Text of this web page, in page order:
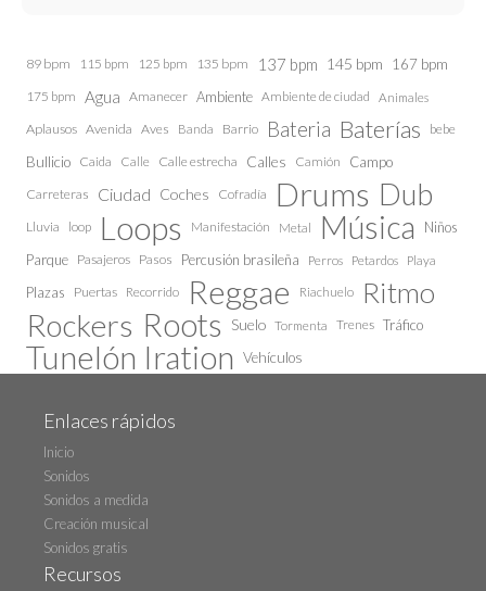
89 bpm 115 bpm 125 bpm 135 bpm 137 bpm 145 bpm 167 bpm
175 bpm Agua Amanecer Ambiente Ambiente de ciudad Animales
Aplausos Avenida Aves Banda Barrio Bateria Baterías bebe
Bullicio Caida Calle Calle estrecha Calles Camión Campo
Carreteras Ciudad Coches Cofradía Drums Dub
Lluvia loop Loops Manifestación Metal Música
Niños
Parque Pasajeros Pasos Percusión brasileña Perros Petardos Playa
Plazas Puertas Recorrido Reggae Riachuelo Ritmo
Rockers Roots Suelo Tormenta Trenes Tráfico
Tunelón Iration Vehículos
Enlaces rápidos
Inicio
Sonidos
Sonidos a medida
Creación musical
Sonidos gratis
Recursos